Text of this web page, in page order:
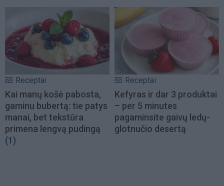
Receptai
Kai manų košė pabosta,
gaminu bubertą: tie patys
manai, bet tekstūra
primena lengvą pudingą
(1)
Receptai
Kefyras ir dar 3 produktai
– per 5 minutes
pagaminsite gaivų ledų-
glotnučio desertą